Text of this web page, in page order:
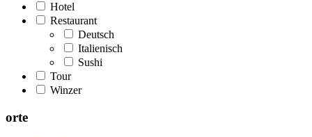
Hotel
Restaurant
Deutsch
Italienisch
Sushi
Tour
Winzer
orte